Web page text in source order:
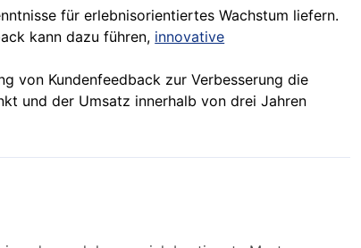
für erlebnisorientiertes Wachstum liefern.
kann dazu führen, innovative
von Kundenfeedback zur Verbesserung die
und der Umsatz innerhalb von drei Jahren